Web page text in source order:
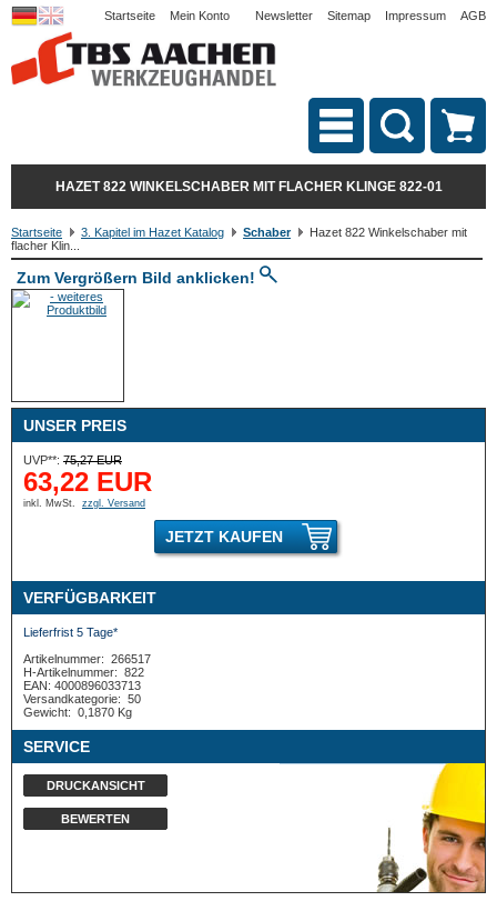
Startseite Mein Konto Newsletter Sitemap Impressum AGB
HAZET 822 WINKELSCHABER MIT FLACHER KLINGE 822-01
Startseite 3. Kapitel im Hazet Katalog Schaber
Hazet 822 Winkelschaber mit
flacher Klin...
Zum Vergrößern Bild anklicken!
UNSER PREIS
UVP**: 75,27 EUR
63,22 EUR
inkl. MwSt. zzgl. Versand
JETZT KAUFEN
VERFÜGBARKEIT
Lieferfrist 5 Tage*
Artikelnummer: 266517
H-Artikelnummer: 822
EAN: 4000896033713
Versandkategorie: 50
Gewicht: 0,1870 Kg
SERVICE
DRUCKANSICHT
BEWERTEN